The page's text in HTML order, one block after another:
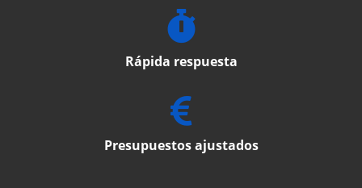
Rápida respuesta
Presupuestos ajustados